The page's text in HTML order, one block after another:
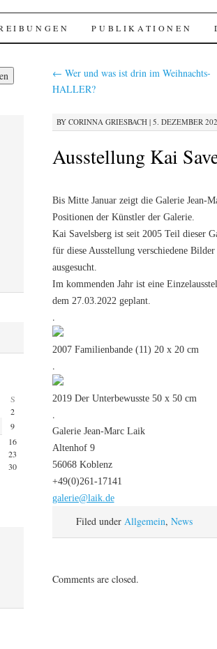
PUBLIKATIONEN
← Wer und was ist drin im Weihnachts-
HALLER?
BY CORINNA GRIESBACH| 5. DEZEMBER
Ausstellung Kai
Bis Mitte Januar zeigt die Galerie Jean-
Positionen der Künstler der Galerie.
Kai Savelsberg ist seit 2005 Teil dieser
für diese Ausstellung verschiedene
ausgesucht.
Im kommenden Jahr ist eine
dem 27.03.2022 geplant.
.
2007 Familienbande (11) 20 x 20 cm
.
2019 Der Unterbewusste 50 x 50 cm
.
Galerie Jean-Marc Laik
Altenhof 9
56068 Koblenz
+49(0)261-17141
galerie@laik.de
Filed under Allgemein, News
Comments are closed.
S
2
9
16
23
30